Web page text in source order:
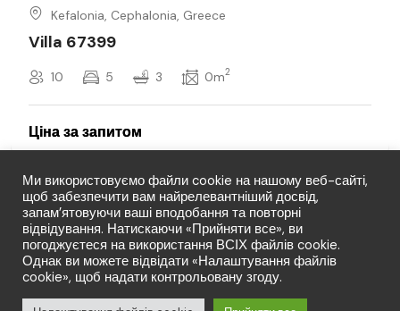
Kefalonia, Cephalonia, Greece
Villa 67399
10 5 3 0m2
Ми використовуємо файли cookie на нашому веб-сайті,
щоб забезпечити вам найрелевантніший досвід,
запам’ятовуючи ваші вподобання та повторні
відвідування. Натискаючи «Прийняти все», ви
погоджуєтеся на використання ВСІХ файлів cookie.
Однак ви можете відвідати «Налаштування файлів
cookie», щоб надати контрольовану згоду.